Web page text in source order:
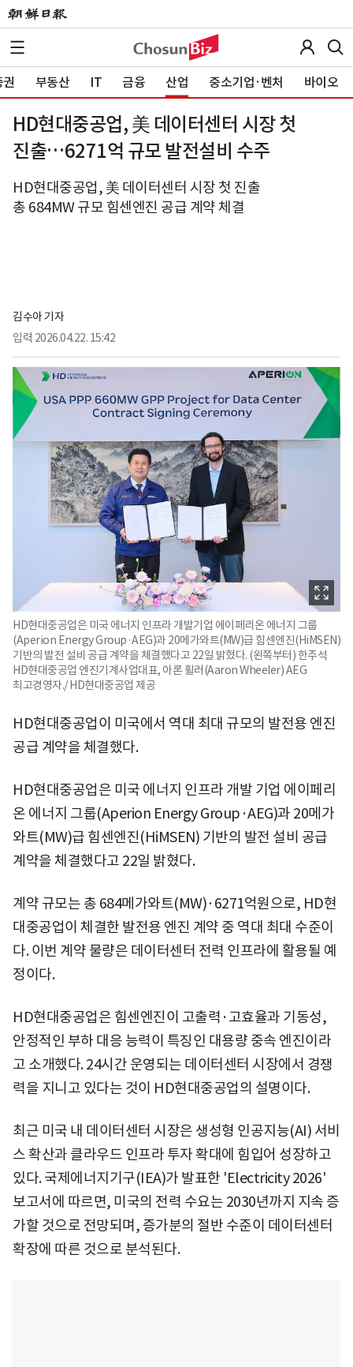
부동산 IT 금융 산업 중소기업·벤처 바이오
HD현대중공업, 美 데이터센터 시장 첫
진출…6271억 규모 발전설비 수주
HD현대중공업, 美 데이터센터 시장 첫 진출
총 684MW 규모 힘센엔진 공급 계약 체결
김수아 기자
입력 2026.04.22. 15:42
HD현대중공업은 미국 에너지 인프라 개발기업 에이페리온 에너지 그룹
(Aperion Energy Group·AEG)과 20메가와트(MW)급 힘센엔진(HiMSEN)
기반의 발전 설비 공급 계약을 체결했다고 22일 밝혔다. (왼쪽부터) 한주석
HD현대중공업 엔진기계사업대표, 아론 휠러(Aaron Wheeler) AEG
최고경영자./ HD현대중공업 제공
HD현대중공업이 미국에서 역대 최대 규모의 발전용 엔진
공급 계약을 체결했다.
HD현대중공업은 미국 에너지 인프라 개발 기업 에이페리
온 에너지 그룹(Aperion Energy Group·AEG)과 20메가
와트(MW)급 힘센엔진(HiMSEN) 기반의 발전 설비 공급
계약을 체결했다고 22일 밝혔다.
계약 규모는 총 684메가와트(MW)·6271억원으로, HD현
대중공업이 체결한 발전용 엔진 계약 중 역대 최대 수준이
다. 이번 계약 물량은 데이터센터 전력 인프라에 활용될 예
정이다.
HD현대중공업은 힘센엔진이 고출력·고효율과 기동성,
안정적인 부하 대응 능력이 특징인 대용량 중속 엔진이라
고 소개했다. 24시간 운영되는 데이터센터 시장에서 경쟁
력을 지니고 있다는 것이 HD현대중공업의 설명이다.
최근 미국 내 데이터센터 시장은 생성형 인공지능(AI) 서비
스 확산과 클라우드 인프라 투자 확대에 힘입어 성장하고
있다. 국제에너지기구(IEA)가 발표한 'Electricity 2026'
보고서에 따르면, 미국의 전력 수요는 2030년까지 지속 증
가할 것으로 전망되며, 증가분의 절반 수준이 데이터센터
확장에 따른 것으로 분석된다.